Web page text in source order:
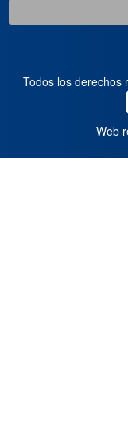
Todos los derechos
Web